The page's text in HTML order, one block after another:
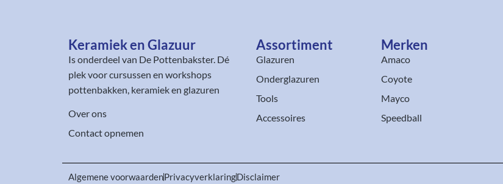
Keramiek en Glazuur​
Is onderdeel van De Pottenbakster. Dé
plek voor cursussen en workshops
pottenbakken, keramiek en glazuren
Over ons
Contact opnemen
Assortiment​
Glazuren
Onderglazuren
Tools
Accessoires
Merken
Amaco
Coyote
Mayco
Speedball
Algemene voorwaardenPrivacyverklaringDisclaimer